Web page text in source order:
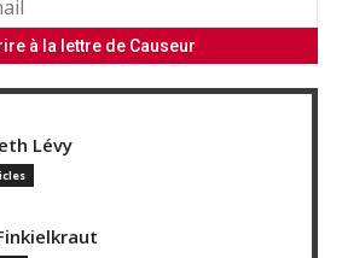
Lévy